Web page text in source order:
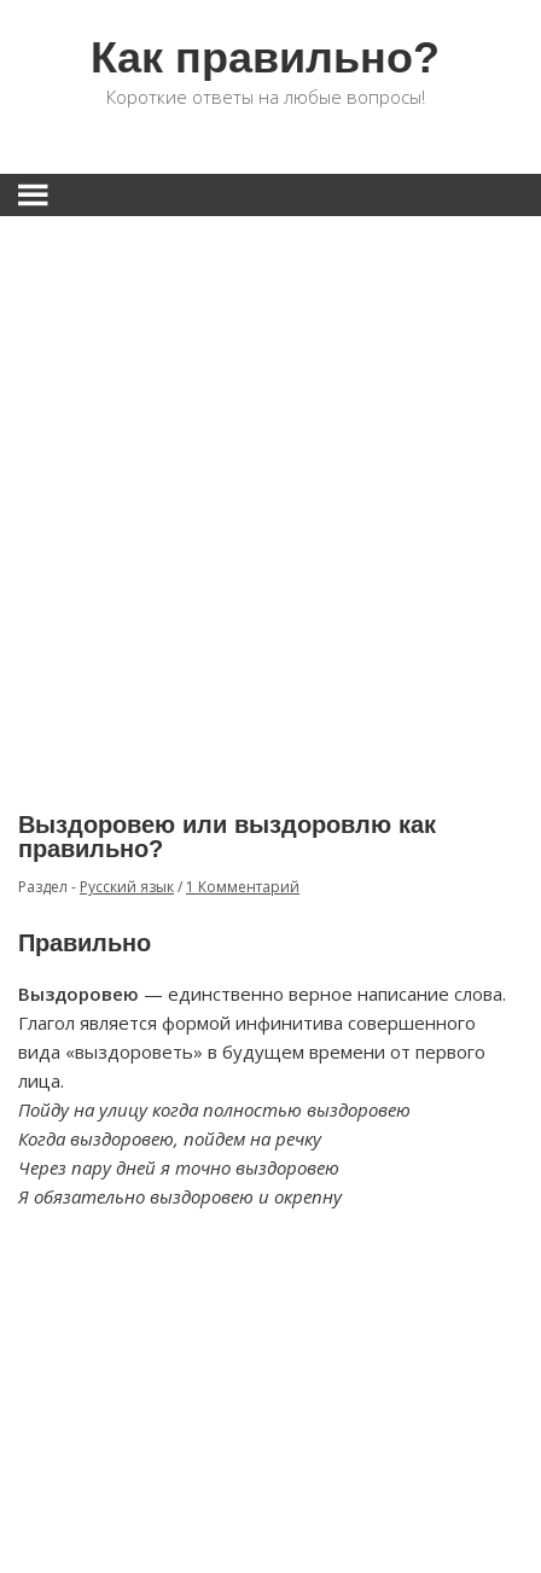
Как правильно?
Короткие ответы на любые вопросы!
Выздоровею или выздоровлю как
правильно?
Раздел - Русский язык/ 1 Комментарий
Правильно
Выздоровею — единственно верное написание слова.
Глагол является формой инфинитива совершенного
вида «выздороветь» в будущем времени от первого
лица.
Пойду на улицу когда полностью выздоровею
Когда выздоровею, пойдем на речку
Через пару дней я точно выздоровею
Я обязательно выздоровею и окрепну